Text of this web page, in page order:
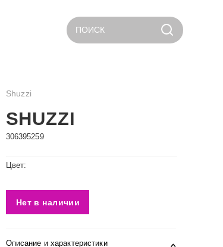
ПОИСК
Shuzzi
SHUZZI
306395259
Цвет:
Нет в наличии
Описание и характеристики